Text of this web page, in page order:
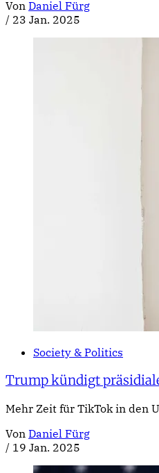
Von Daniel Fürg
/ 23 Jan. 2025
Society & Politics
Trump kündigt
Mehr Zeit für TikTok in den
Von Daniel Fürg
/ 19 Jan. 2025